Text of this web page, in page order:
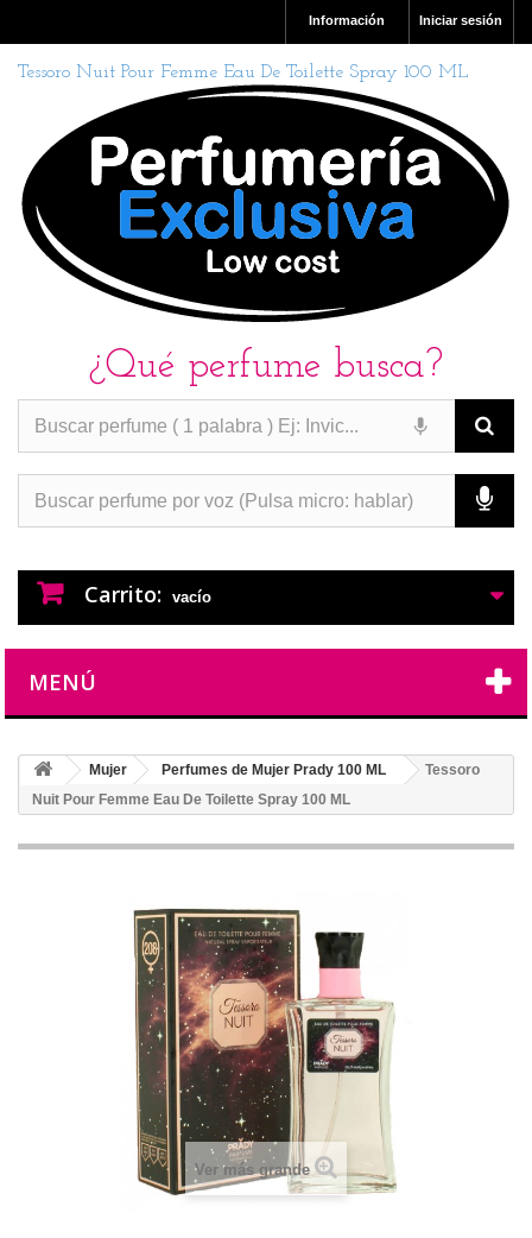
Iniciar sesión
Información
Tessoro Nuit Pour Femme Eau De Toilette Spray 100 ML
¿Qué perfume busca?
Carrito: vacío
MENÚ
Mujer Perfumes de Mujer Prady 100 ML
Tessoro
Nuit Pour Femme Eau De Toilette Spray 100 ML
Ver más grande